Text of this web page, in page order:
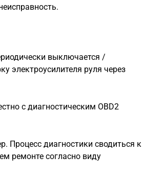
выключается /
электроусилителя руля через
с диагностическим OBD2
Процесс диагностики сводиться к
ремонте согласно виду